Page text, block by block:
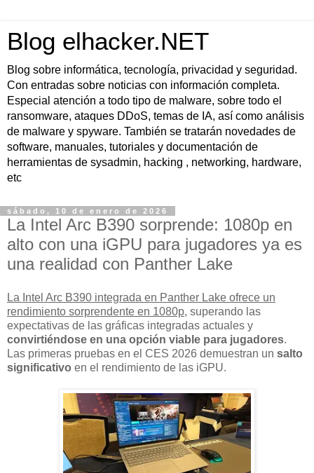
Blog elhacker.NET
Blog sobre informática, tecnología, privacidad y seguridad.
Con entradas sobre noticias con información completa.
Especial atención a todo tipo de malware, sobre todo el
ransomware, ataques DDoS, temas de IA, así como análisis
de malware y spyware. También se tratarán novedades de
software, manuales, tutoriales y documentación de
herramientas de sysadmin, hacking , networking, hardware,
etc
sábado, 10 de enero de 2026
La Intel Arc B390 sorprende: 1080p en
alto con una iGPU para jugadores ya es
una realidad con Panther Lake
La Intel Arc B390 integrada en Panther Lake ofrece un
rendimiento sorprendente en 1080p, superando las
expectativas de las gráficas integradas actuales y
convirtiéndose en una opción viable para jugadores.
Las primeras pruebas en el CES 2026 demuestran un salto
significativo en el rendimiento de las iGPU.